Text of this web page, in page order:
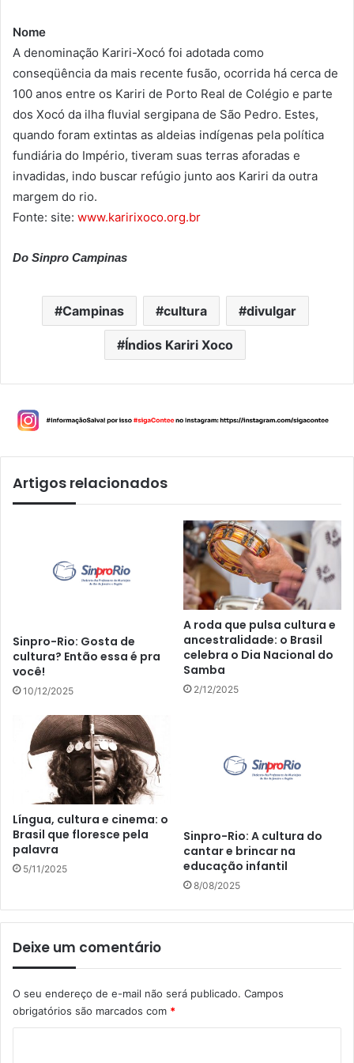
Nome
A denominação Kariri-Xocó foi adotada como
conseqüência da mais recente fusão, ocorrida há cerca de
100 anos entre os Kariri de Porto Real de Colégio e parte
dos Xocó da ilha fluvial sergipana de São Pedro. Estes,
quando foram extintas as aldeias indígenas pela política
fundiária do Império, tiveram suas terras aforadas e
invadidas, indo buscar refúgio junto aos Kariri da outra
margem do rio.
Fonte: site: www.karirixoco.org.br
Do Sinpro Campinas
Campinas cultura divulgar
Índios Kariri Xoco
Artigos relacionados
Sinpro-Rio: Gosta de
cultura? Então essa é pra
você!
10/12/2025
A roda que pulsa cultura e
ancestralidade: o Brasil
celebra o Dia Nacional do
Samba
2/12/2025
Língua, cultura e cinema: o
Brasil que floresce pela
palavra
5/11/2025
Sinpro-Rio: A cultura do
cantar e brincar na
educação infantil
8/08/2025
Deixe um comentário
O seu endereço de e-mail não será publicado. Campos
obrigatórios são marcados com *